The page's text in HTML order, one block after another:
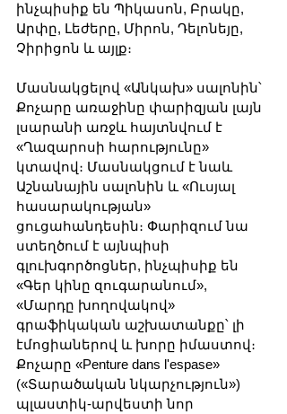
ինչպիսիք են Պիկասոն, Բրակը,
Արփը, Լեժերը, Միրոն, Դելոնեյը,
Չիրիցոն և այլք։
Մասնակցելով «Անկախ» սալոնին՝
Քոչարը առաջինը փարիզյան լայն
լսարանի առջև հայտնվում է
«Ղազարոսի հարությունը»
կտավով։ Մասնակցում է նաև
Աշնանային սալոնին և «Ուսյալ
հասարակության»
ցուցահանդեսին։ Փարիզում նա
ստեղծում է այնպիսի
գլուխգործոցներ, ինչպիսիք են
«Գեր կինը զուգարանում»,
«Մարդը խողովակով»
գրաֆիկական աշխատանքը՝ լի
էմոցիաներով և խորը իմաստով։
Քոչարը «Penture dans l'espase»
(«Տարածական նկարչություն»)
պլաստիկ-արվեստի նոր